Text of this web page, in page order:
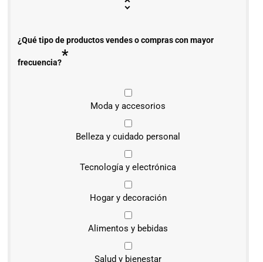
¿Qué tipo de productos vendes o compras con mayor
frecuencia?*
Moda y accesorios
Belleza y cuidado personal
Tecnología y electrónica
Hogar y decoración
Alimentos y bebidas
Salud y bienestar